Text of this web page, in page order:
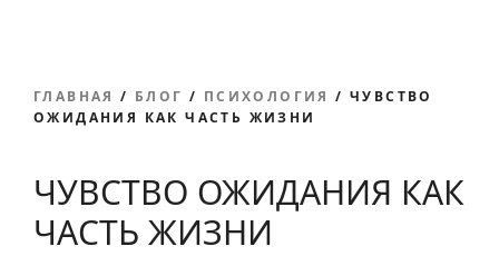
ГЛАВНАЯ / БЛОГ / ПСИХОЛОГИЯ / ЧУВСТВО
ОЖИДАНИЯ КАК ЧАСТЬ ЖИЗНИ
ЧУВСТВО ОЖИДАНИЯ КАК
ЧАСТЬ ЖИЗНИ